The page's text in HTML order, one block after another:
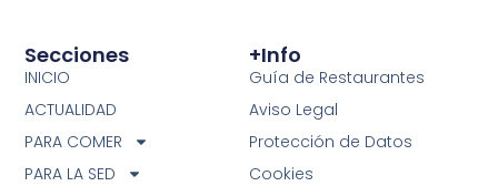
+info
Guía de Restaurantes
Aviso Legal
Protección de Datos
Cookies
Secciones
INICIO
ACTUALIDAD
PARA COMER
PARA LA SED